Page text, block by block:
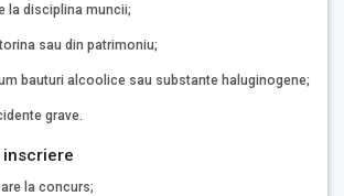
la disciplina muncii;
sau din patrimoniu;
bauturi alcoolice sau substante haluginogene;
grave.
la concurs;